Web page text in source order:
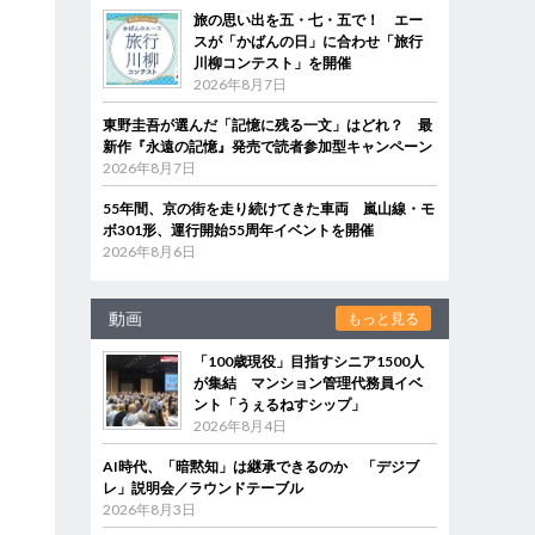
旅の思い出を五・七・五で！ エー
スが「かばんの日」に合わせ「旅行
川柳コンテスト」を開催
2026年8月7日
東野圭吾が選んだ「記憶に残る一文」はどれ？ 最
新作『永遠の記憶』発売で読者参加型キャンペーン
2026年8月7日
55年間、京の街を走り続けてきた車両 嵐山線・モ
ボ301形、運行開始55周年イベントを開催
2026年8月6日
動画 もっと見る
「100歳現役」目指すシニア1500人
が集結 マンション管理代務員イベ
ント「うぇるねすシップ」
2026年8月4日
AI時代、「暗黙知」は継承できるのか 「デジブ
レ」説明会／ラウンドテーブル
2026年8月3日